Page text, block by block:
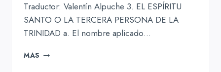
Traductor: Valentín Alpuche 3. EL ESPÍRITU
SANTO O LA TERCERA PERSONA DE LA
TRINIDAD a. El nombre aplicado…
MAS EL